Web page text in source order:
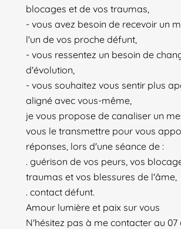
blocages et de vos traumas,
- vous avez besoin de recevoir un
l'un de vos proche défunt,
- vous ressentez un besoin de
d'évolution,
- vous souhaitez vous sentir plus
aligné avec vous-même,
je vous propose de canaliser un
vous le transmettre pour vous
réponses, lors d'une séance de :
. guérison de vos peurs, vos
traumas et vos blessures de l'âme,
. contact défunt.
Amour lumière et paix sur vous
N'hésitez pas à me contacter au 07